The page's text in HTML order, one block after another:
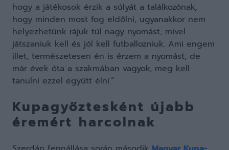
hogy a játékosok érzik a súlyát a találkozónak,
hogy minden most fog eldőlni, ugyanakkor nem
helyezhetünk rájuk túl nagy nyomást, mivel
játszaniuk kell és jól kell futballozniuk. Ami engem
illet, természetesen én is érzem a nyomást, de
már évek óta a szakmában vagyok, meg kell
tanulni ezzel együtt élni.”
Kupagyőztesként újabb
éremért harcolnak